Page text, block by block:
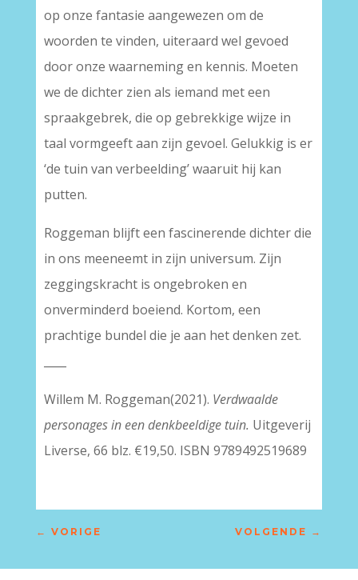
op onze fantasie aangewezen om de
woorden te vinden, uiteraard wel gevoed
door onze waarneming en kennis. Moeten
we de dichter zien als iemand met een
spraakgebrek, die op gebrekkige wijze in
taal vormgeeft aan zijn gevoel. Gelukkig is er
‘de tuin van verbeelding’ waaruit hij kan
putten.
Roggeman blijft een fascinerende dichter die
in ons meeneemt in zijn universum. Zijn
zeggingskracht is ongebroken en
onverminderd boeiend. Kortom, een
prachtige bundel die je aan het denken zet.
Willem M. Roggeman(2021). Verdwaalde
personages in een denkbeeldige tuin. Uitgeverij
Liverse, 66 blz. €19,50. ISBN 9789492519689
← VORIGE VOLGENDE →